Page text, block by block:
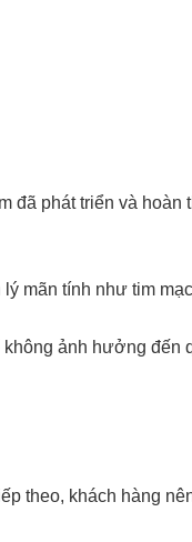
đã phát triển và hoàn
mãn tính như tim
ảnh hưởng đến
theo, khách hàng